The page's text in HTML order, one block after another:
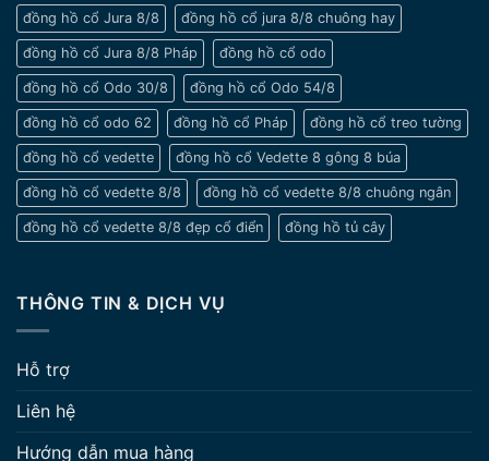
đồng hồ cổ Jura 8/8 đồng hồ cổ jura 8/8 chuông hay
đồng hồ cổ Jura 8/8 Pháp đồng hồ cổ odo
đồng hồ cổ Odo 30/8 đồng hồ cổ Odo 54/8
đồng hồ cổ odo 62 đồng hồ cổ Pháp đồng hồ cổ treo tường
đồng hồ cổ vedette đồng hồ cổ Vedette 8 gông 8 búa
đồng hồ cổ vedette 8/8 đồng hồ cổ vedette 8/8 chuông ngân
đồng hồ cổ vedette 8/8 đẹp cổ điển đồng hồ tủ cây
THÔNG TIN & DỊCH VỤ
Hỗ trợ
Liên hệ
Hướng dẫn mua hàng